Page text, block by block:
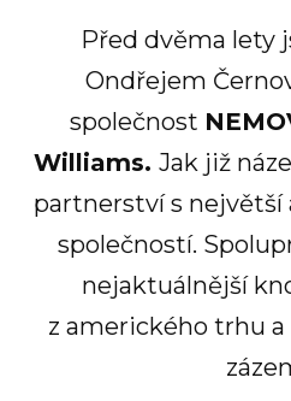
Před dvěma lety
Ondřejem
společnost
Williams. Jak již
partnerství s
společností.
nejaktuálnější
z amerického trhu